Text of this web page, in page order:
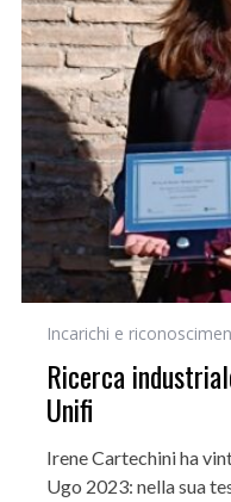
Incarichi e
Ricerca
Unifi
Irene Cartechini ha
Ugo 2023: nella sua